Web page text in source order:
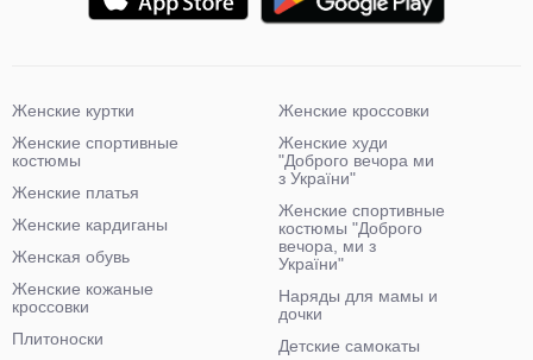
Женские куртки
Женские спортивные
костюмы
Женские платья
Женские кардиганы
Женская обувь
Женские кожаные
кроссовки
Плитоноски
Женские кроссовки
Женские худи
"Доброго вечора ми
з України"
Женские спортивные
костюмы "Доброго
вечора, ми з
України"
Наряды для мамы и
дочки
Детские самокаты